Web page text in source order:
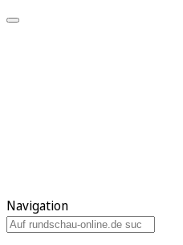
Navigation